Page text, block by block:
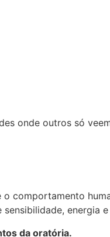
onde outros só
o comportamento
energia
da oratória.